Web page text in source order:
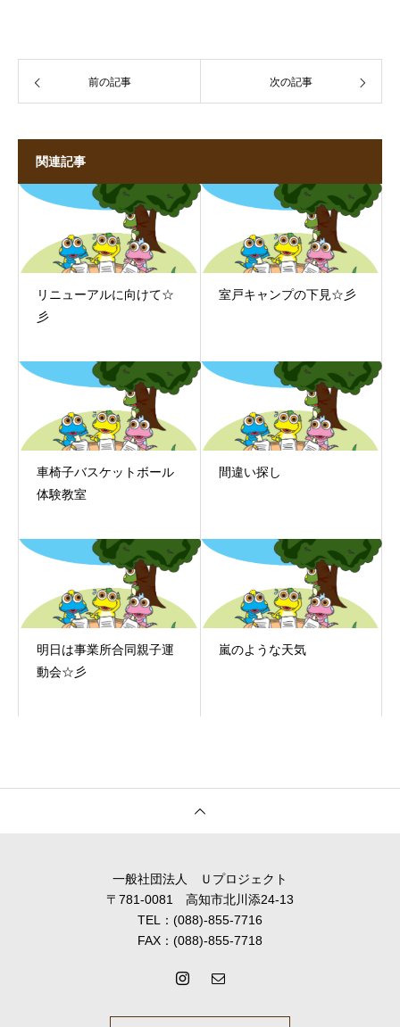
前の記事 次の記事
関連記事
リニューアルに向けて☆
彡
室戸キャンプの下見☆彡
車椅子バスケットボール
体験教室
間違い探し
明日は事業所合同親子運
動会☆彡
嵐のような天気
一般社団法人 Ｕプロジェクト
〒781-0081 高知市北川添24-13
TEL：(088)-855-7716
FAX：(088)-855-7718